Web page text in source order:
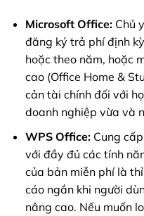
Microsoft Office:Chủ
đăng ký trả phí định
hoặc theo năm, hoặc
cao (Office Home &
cản tài chính đối với
doanh nghiệp vừa và
WPS Office:Cung
với đầy đủ các tính
của bản miễn phí là
cáo ngắn khi người
nâng cao. Nếu muốn